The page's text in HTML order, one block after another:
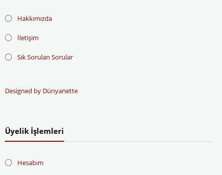
Hakkımızda
İletişim
Sık Sorulan Sorular
Designed by Dünyanette
Üyelik İşlemleri
Hesabım